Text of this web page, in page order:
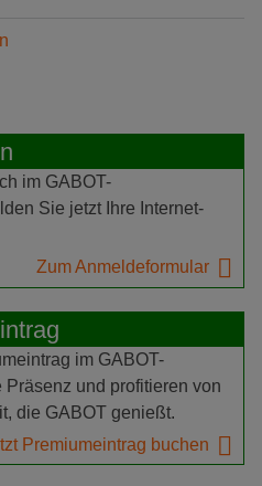
im GABOT-
Sie jetzt Ihre Internet-
Zum Anmeldeformular
im GABOT-
und profitieren von
die GABOT genießt.
Premiumeintrag buchen